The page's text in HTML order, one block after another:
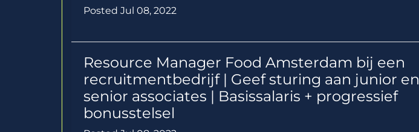
Posted Jul 08, 2022
Resource Manager Food Amsterdam bij een
recruitmentbedrijf | Geef sturing aan junior en
senior associates | Basissalaris + progressief
bonusstelsel